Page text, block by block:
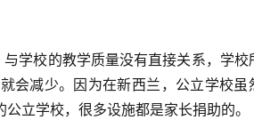
学校的教学质量没有直接关系，学校
会减少。因为在新西兰，公立学校虽
立学校，很多设施都是家长捐助的。